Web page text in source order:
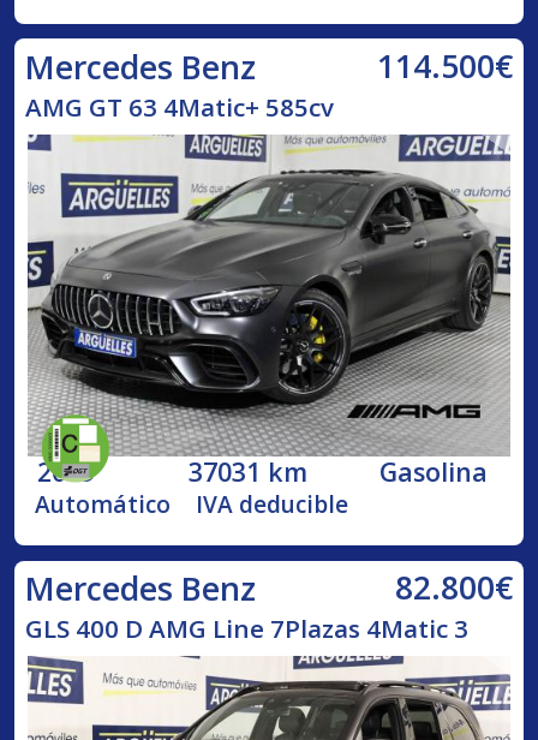
Mercedes Benz 114.500€
AMG GT 63 4Matic+ 585cv
2019 37031 km Gasolina
Automático IVA deducible
Mercedes Benz 82.800€
GLS 400 D AMG Line 7Plazas 4Matic 3